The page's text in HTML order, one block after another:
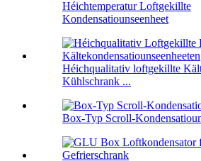
Héichtemperatur Loftgekillte
Kondensatiounseenheet
Héichqualitativ loftgekillte
Kühlschrank ...
Box-Typ Scroll-